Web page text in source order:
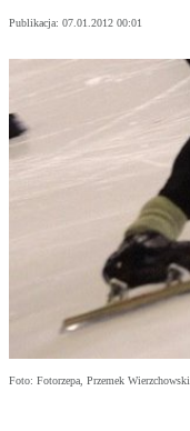
Publikacja: 07.01.2012 00:01
Foto: Fotorzepa, Przemek Wierzchowski